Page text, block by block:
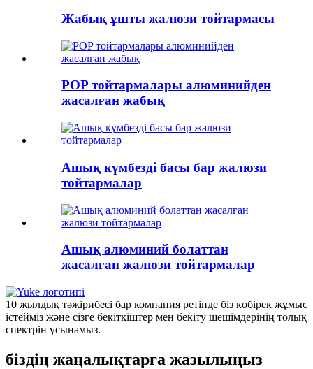
Жабық ұшты жалюзи тойтармасы
POP тойтармалары алюминийден
жасалған жабық
Ашық күмбезді басы бар жалюзи
тойтармалар
Ашық алюминий болаттан
жасалған жалюзи тойтармалар
10 жылдық тәжірибесі бар компания ретінде біз көбірек жұмыс
істейміз және сізге бекіткіштер мен бекіту шешімдерінің толық
спектрін ұсынамыз.
біздің жаңалықтарға жазылыңыз